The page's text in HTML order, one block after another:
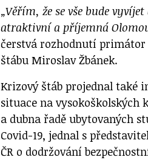
„Věřím, že se vše bude
atraktivní a příjemná
čerstvá rozhodnutí primátor
štábu Miroslav Žbánek.
Krizový štáb projednal také
situace na vysokoškolských
a dubna řadě ubytovaných
Covid-19, jednal s
ČR o dodržování